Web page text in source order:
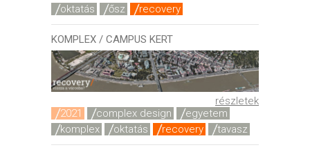
oktatás
ősz recovery
KOMPLEX / CAMPUS KERT
részletek
2021
complex design
egyetem
komplex
oktatás recovery tavasz